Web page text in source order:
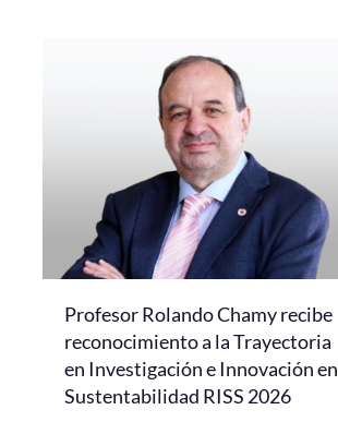
Profesor Rolando Chamy recibe
reconocimiento a la Trayectoria
en Investigación e Innovación en
Sustentabilidad RISS 2026